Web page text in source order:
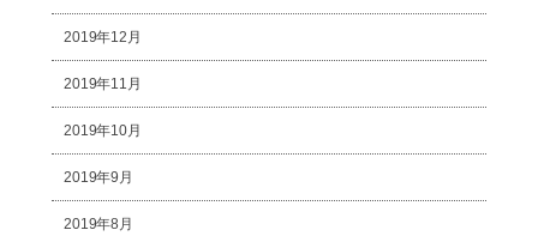
2019年12月
2019年11月
2019年10月
2019年9月
2019年8月